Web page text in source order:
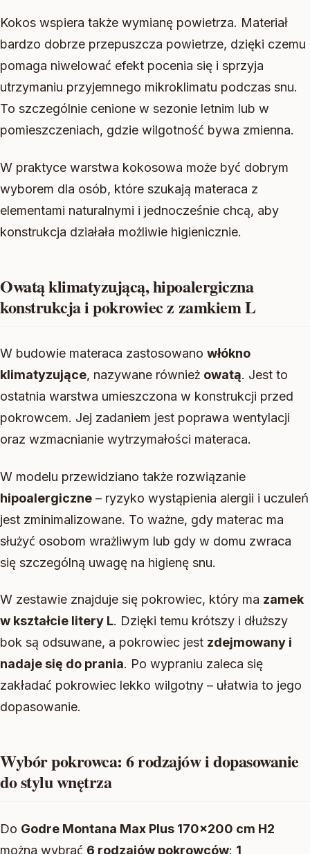
Kokos wspiera także wymianę powietrza. Materiał
bardzo dobrze przepuszcza powietrze, dzięki czemu
pomaga niwelować efekt pocenia się i sprzyja
utrzymaniu przyjemnego mikroklimatu podczas snu.
To szczególnie cenione w sezonie letnim lub w
pomieszczeniach, gdzie wilgotność bywa zmienna.
W praktyce warstwa kokosowa może być dobrym
wyborem dla osób, które szukają materaca z
elementami naturalnymi i jednocześnie chcą, aby
konstrukcja działała możliwie higienicznie.
Owatą klimatyzującą, hipoalergiczna
konstrukcja i pokrowiec z zamkiem L
W budowie materaca zastosowano włókno
klimatyzujące, nazywane również owatą. Jest to
ostatnia warstwa umieszczona w konstrukcji przed
pokrowcem. Jej zadaniem jest poprawa wentylacji
oraz wzmacnianie wytrzymałości materaca.
W modelu przewidziano także rozwiązanie
hipoalergiczne – ryzyko wystąpienia alergii i uczuleń
jest zminimalizowane. To ważne, gdy materac ma
służyć osobom wrażliwym lub gdy w domu zwraca
się szczególną uwagę na higienę snu.
W zestawie znajduje się pokrowiec, który ma zamek
w kształcie litery L. Dzięki temu krótszy i dłuższy
bok są odsuwane, a pokrowiec jest zdejmowany i
nadaje się do prania. Po wypraniu zaleca się
zakładać pokrowiec lekko wilgotny – ułatwia to jego
dopasowanie.
Wybór pokrowca: 6 rodzajów i dopasowanie
do stylu wnętrza
Do Godre Montana Max Plus 170×200 cm H2
można wybrać 6 rodzajów pokrowców: 1